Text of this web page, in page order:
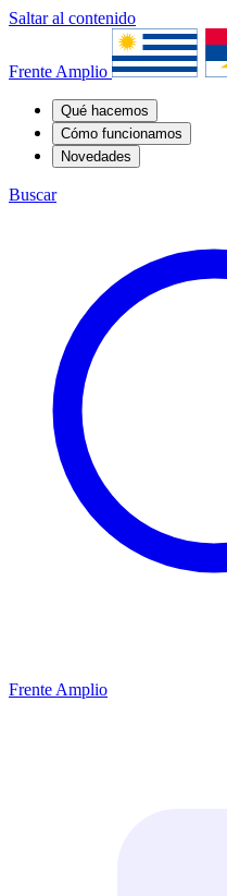
Saltar al contenido
Frente Amplio
Qué hacemos
Cómo funcionamos
Novedades
Buscar
Frente Amplio